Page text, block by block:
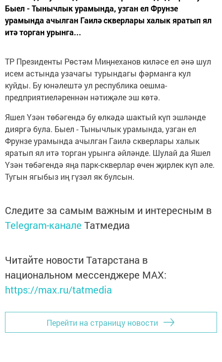
Быел - Тынычлык урамында, узган ел Фрунзе
урамында ачылган Гаилә скверлары халык яратып ял
итә торган урынга...
ТР Президенты Рөстәм Миңнеханов киләсе ел әнә шул
исем астында узачагы турындагы фәрманга кул
куйды. Бу юнәлештә ул республика оешма-
предприятиеләреннән нәтиҗәле эш көтә.
Яшел Үзән төбәгендә бу өлкәдә шактый күп эшләнде
дияргә була. Быел - Тынычлык урамында, узган ел
Фрунзе урамында ачылган Гаилә скверлары халык
яратып ял итә торган урынга әйләнде. Шулай да Яшел
Үзән төбәгендә яңа парк-скверлар өчен җирлек күп әле.
Тугын ягыбыз иң гүзәл як булсын.
Следите за самым важным и интересным в
Telegram-канале Татмедиа
Читайте новости Татарстана в
национальном мессенджере MАХ:
https://max.ru/tatmedia
Перейти на страницу новости